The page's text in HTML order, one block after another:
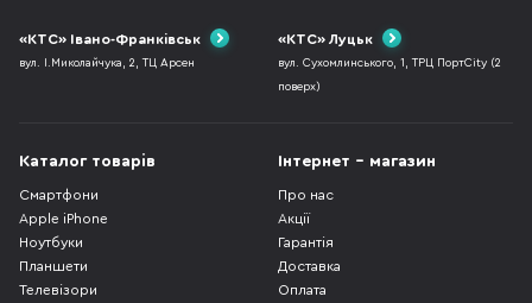
«КТС» Івано-Франківськ
вул. І.Миколайчука, 2, ТЦ Арсен
«КТС» Луцьк
вул. Сухомлинського, 1, ТРЦ ПортCity (2
поверх)
Каталог товарів
Смартфони
Apple iPhone
Ноутбуки
Планшети
Телевізори
Інтернет - магазин
Про нас
Акції
Гарантія
Доставка
Оплата